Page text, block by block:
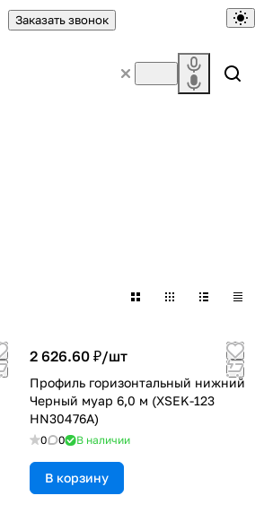
Заказать звонок
2 626.60 ₽/шт
Профиль горизонтальный нижний
Черный муар 6,0 м (XSEK-123
HN30476A)
0 0 В наличии
В корзину